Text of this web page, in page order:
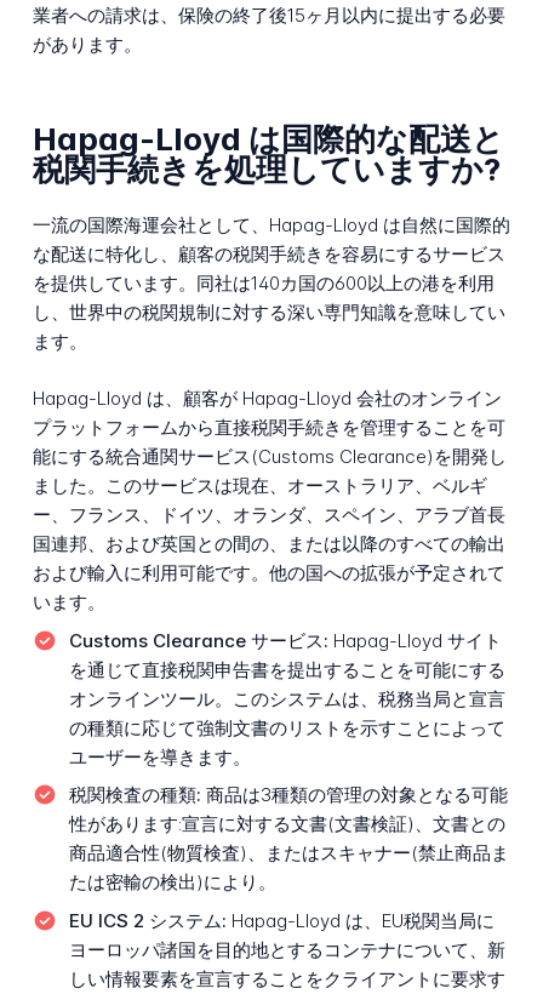
業者への請求は、保険の終了後15ヶ月以内に提出する必要
があります。
Hapag-Lloyd は国際的な配送と
税関手続きを処理していますか?
一流の国際海運会社として、Hapag-Lloyd は自然に国際的
な配送に特化し、顧客の税関手続きを容易にするサービス
を提供しています。同社は140カ国の600以上の港を利用
し、世界中の税関規制に対する深い専門知識を意味してい
ます。
Hapag-Lloyd は、顧客が Hapag-Lloyd 会社のオンライン
プラットフォームから直接税関手続きを管理することを可
能にする統合通関サービス(Customs Clearance)を開発し
ました。このサービスは現在、オーストラリア、ベルギ
ー、フランス、ドイツ、オランダ、スペイン、アラブ首長
国連邦、および英国との間の、または以降のすべての輸出
および輸入に利用可能です。他の国への拡張が予定されて
います。
Customs Clearance サービス: Hapag-Lloyd サイト
を通じて直接税関申告書を提出することを可能にする
オンラインツール。このシステムは、税務当局と宣言
の種類に応じて強制文書のリストを示すことによって
ユーザーを導きます。
税関検査の種類: 商品は3種類の管理の対象となる可能
性があります:宣言に対する文書(文書検証)、文書との
商品適合性(物質検査)、またはスキャナー(禁止商品ま
たは密輸の検出)により。
EU ICS 2 システム: Hapag-Lloyd は、EU税関当局に
ヨーロッパ諸国を目的地とするコンテナについて、新
しい情報要素を宣言することをクライアントに要求す